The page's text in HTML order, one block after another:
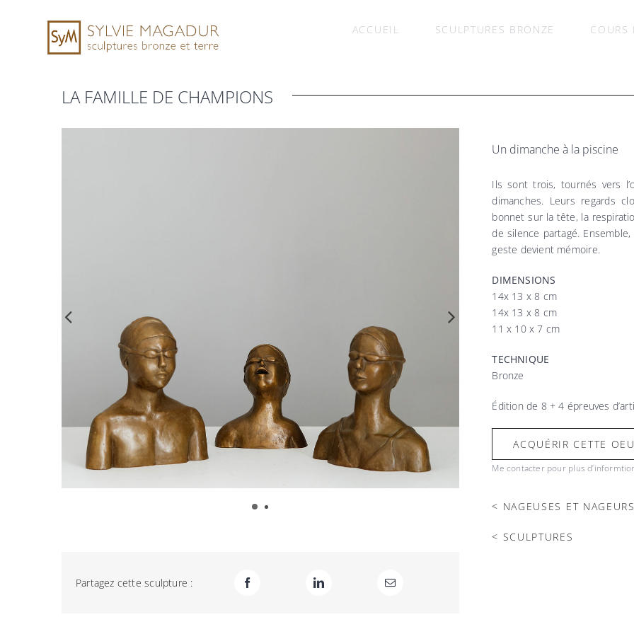
ACCUEIL SCULPTURES BRONZE COURS
LA FAMILLE DE CHAMPIONS
Un dimanche à la piscine
Ils sont trois, tournés vers
dimanches. Leurs regards
bonnet sur la tête, la
de silence partagé.
geste devient mémoire.
DIMENSIONS
14x 13 x 8 cm
14x 13 x 8 cm
11 x 10 x 7 cm
TECHNIQUE
Bronze
Édition de 8 + 4 épreuves
ACQUÉRIR CETTE
Me contacter pour plus
< NAGEUSES ET NAGEURS
< SCULPTURES
Partagez cette sculpture :